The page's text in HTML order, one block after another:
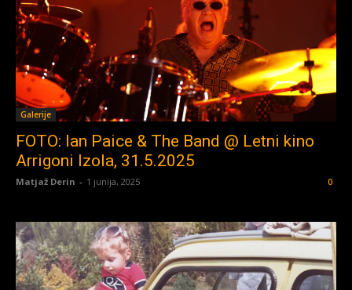
Galerije
FOTO: Ian Paice & The Band @ Letni kino
Arrigoni Izola, 31.5.2025
Matjaž Derin - 1 junija, 2025 0